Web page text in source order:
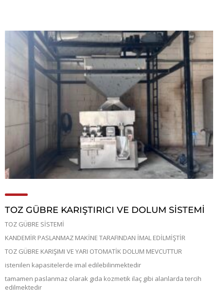
TOZ GÜBRE KARIŞTIRICI VE DOLUM SİSTEMİ
TOZ GÜBRE SİSTEMİ
KANDEMİR PASLANMAZ MAKİNE TARAFINDAN İMAL EDİLMİŞTİR
TOZ GÜBRE KARIŞIMI VE YARI OTOMATİK DOLUM MEVCUTTUR
istenilen kapasitelerde imal edilebilinmektedir
tamamen paslanmaz olarak gıda kozmetik ilaç gibi alanlarda tercih
edilmektedir